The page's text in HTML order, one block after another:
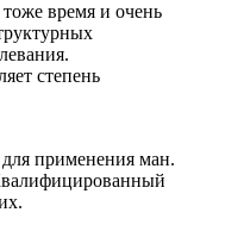
время и очень
степень
для применения ман.